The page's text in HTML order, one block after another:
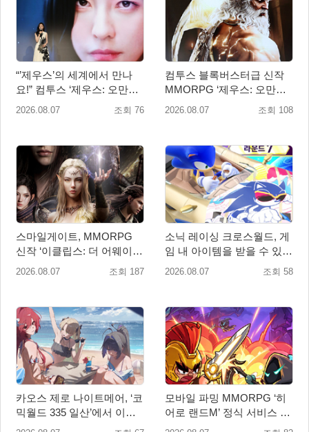
“’제우스’의 세계에서 만나
요!” 컴투스 ‘제우스: 오만의
신’ 쇼케이스 찾은 배우 박지
2026.08.07 조회 76
컴투스 블록버스터급 신작
MMORPG ‘제우스: 오만의
신’, 8월 26일 출시!
2026.08.07 조회 108
스마일게이트, MMORPG
신작 ‘이클립스: 더 어웨이크
닝’ 9월 10일 론칭!
2026.08.07 조회 187
소닉 레이싱 크로스월드, 게
임 내 아이템을 받을 수 있는
‘레전드 대회 라운드 7’ 개최!
2026.08.07 조회 58
카오스 제로 나이트메어, ‘코
믹월드 335 일산’에서 이용
자 소통 예고
모바일 파밍 MMORPG ‘히
어로 랜드M’ 정식 서비스 돌
입